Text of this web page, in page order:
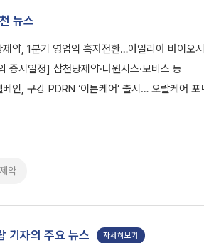
뉴스
제약, 1분기 영업익 흑자전환…아일리아 바이오
증시일정] 삼천당제약·다원시스·모비스 등
베인, 구강 PDRN ‘이튼케어’ 출시… 오랄케어 포
약
기자의 주요 뉴스 자세히보기